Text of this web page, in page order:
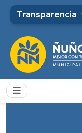
Transparencia